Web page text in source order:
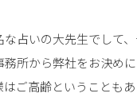
占いの大先生でして
所から弊社をお決め
はご高齢ということも